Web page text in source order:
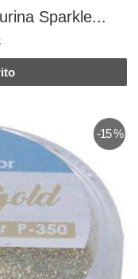
Sparkle...
-15 %